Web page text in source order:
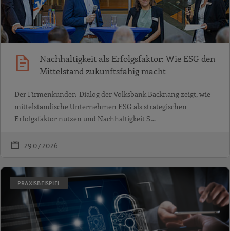
Nachhaltigkeit als Erfolgsfaktor: Wie ESG den
Mittelstand zukunftsfähig macht
Der Firmenkunden-Dialog der Volksbank Backnang zeigt, wie
mittelständische Unternehmen ESG als strategischen
Erfolgsfaktor nutzen und Nachhaltigkeit S…
29.07.2026
PRAXISBEISPIEL